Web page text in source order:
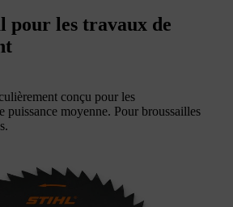
pour les travaux de
conçu pour les
puissance moyenne. Pour broussailles